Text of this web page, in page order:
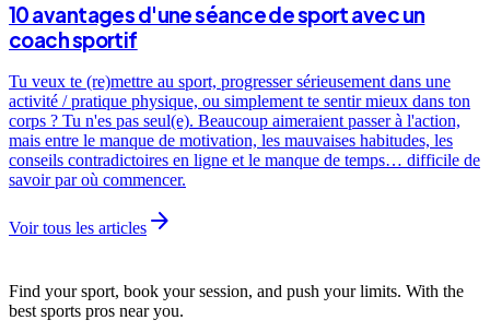
10 avantages d'une séance de sport avec un
coach sportif
Tu veux te (re)mettre au sport, progresser sérieusement dans une
activité / pratique physique, ou simplement te sentir mieux dans ton
corps ? Tu n'es pas seul(e). Beaucoup aimeraient passer à l'action,
mais entre le manque de motivation, les mauvaises habitudes, les
conseils contradictoires en ligne et le manque de temps… difficile de
savoir par où commencer.
Voir tous les articles arrow_forward
Find your sport, book your session, and push your limits. With the
best sports pros near you.